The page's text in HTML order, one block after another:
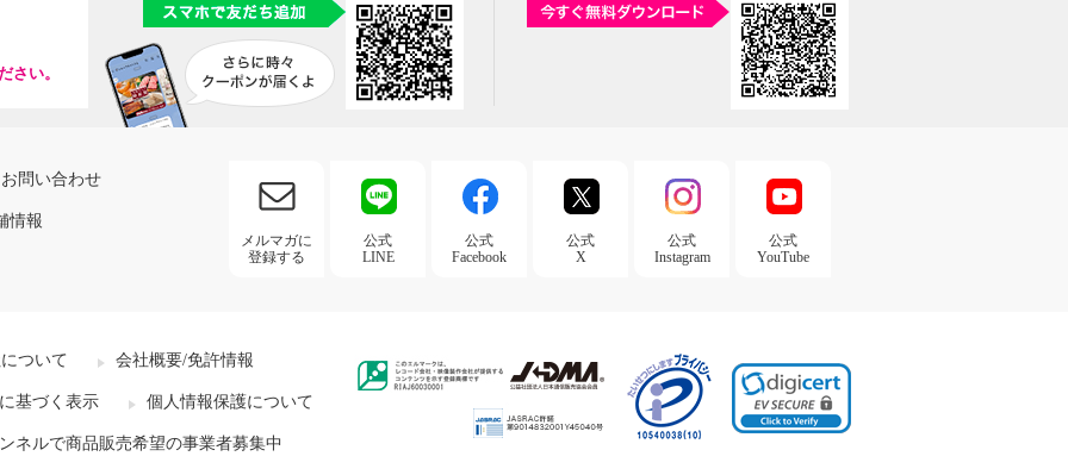
さい。
お問い合わせ
情報
メルマガに
登録する
公式
LINE
公式
Facebook
公式
X
公式
Instagram
公式
YouTube
ついて 会社概要/免許情報
基づく表示 個人情報保護について
ネルで商品販売希望の事業者募集中